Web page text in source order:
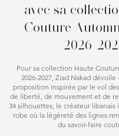
avec sa
Couture
2026-
Pour sa collection Haute
2026-2027, Ziad Nakad dévoile
proposition inspirée par le vol
de liberté, de mouvement et de
34 silhouettes, le créateur libanais
robe où la légèreté des lignes
du savoir-faire